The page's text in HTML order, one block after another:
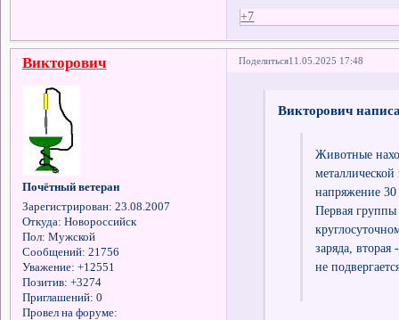
+7
Поделиться11.05.2025 17:48
Викторович
Почётный ветеран
Зарегистрирован: 23.08.2007
Откуда: Новороссийск
Пол: Мужской
Сообщений: 21756
Уважение: +12551
Позитив: +3274
Приглашений: 0
Провел на форуме:
Викторович
Животные
напряжение 30
Первая
заряда,
не